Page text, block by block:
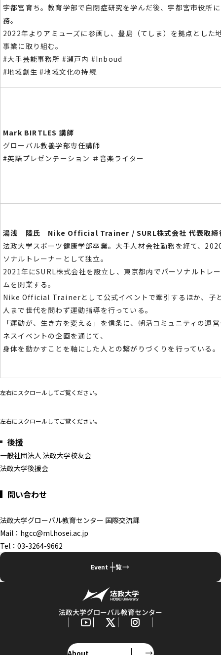
宇都宮育ち。教育学部で自閉症研究を学んだ後、 宇都宮市役所
務。
2022年よりアミューズに参画し、豊島（てしま） を拠点とした
事業に取り組む。
#大手芸能事務所 #瀬戸内 #Inboud
#地域創生 #地域文化の持続
Mark BIRTLES 講師
グローバル教養学部専任講師
#英語プレゼンテーション ＃音楽ライター
湯浅 陸氏 Nike Official Trainer / SURL株式会社 代表取締
法政大学スポーツ健康学部卒業。大手人材会社勤務を経て、
ソナルトレーナーとして独立。
2021年にSURL株式会社を設立し、東京都内でパーソナルトレ
ムを開業する。
Nike Official Trainerとして公式イベントで牽引するほか、子
人まで世代を問わず運動指導を行っている。
「運動が、生き方を変える」を信条に、朝活コミュニティの運
ネスイベントの企画を通じて、
身体を動かすことを軸にした人との繋がりづくりを行っている。
左右にスクロールしてご覧ください。
左右にスクロールしてご覧ください。
後援
一般社団法人 法政大学校友会
法政大学後援会
問い合わせ
法政大学グローバル教育センター 国際交流課
Mail：hgcc@ml.hosei.ac.jp
Tel：03-3264-9662
Event 一覧
法政大学グローバル教育センター
About